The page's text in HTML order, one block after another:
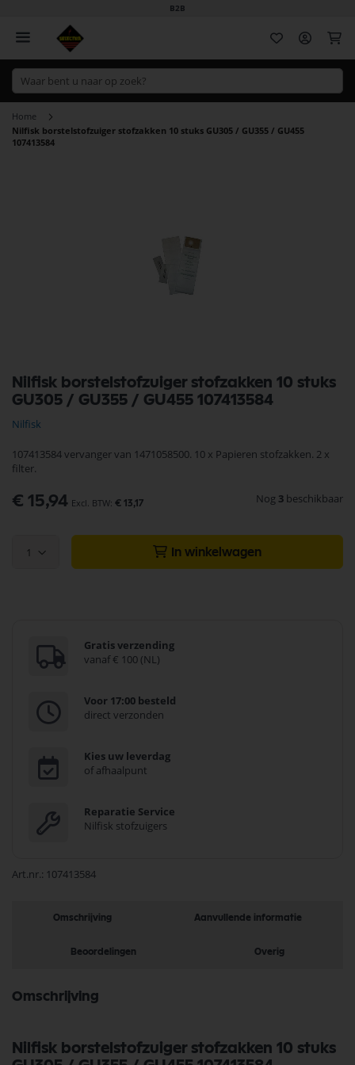
B2B
Home
Nilfisk borstelstofzuiger stofzakken 10 stuks GU305 / GU355 / GU455
107413584
Nilfisk borstelstofzuiger stofzakken 10 stuks
GU305 / GU355 / GU455 107413584
Nilfisk
107413584 vervanger van 1471058500. 10 x Papieren stofzakken. 2 x
filter.
€ 15,94 € 13,17 Nog 3 beschikbaar
1 In winkelwagen
Gratis verzending
vanaf € 100 (NL)
Voor 17:00 besteld
direct verzonden
Kies uw leverdag
of afhaalpunt
Reparatie Service
Nilfisk stofzuigers
Art.nr. 107413584
naar
het
van
afbeeldingen-
gallerij
Omschrijving Aanvullende informatie
Beoordelingen Overig
Omschrijving
Nilfisk borstelstofzuiger stofzakken 10 stuks